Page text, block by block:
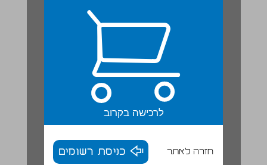
לרכישה בקרוב
חזרה לאתר כניסת רשומים